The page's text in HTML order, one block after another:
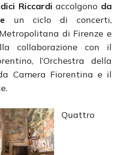
Riccardi accolgono da
un ciclo di concerti,
di Firenze e
collaborazione con il
l’Orchestra della
Camera Fiorentina e il
Quattro